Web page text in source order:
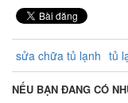
sửa chữa tủ lạnh tủ
NẾU BẠN ĐANG CÓ